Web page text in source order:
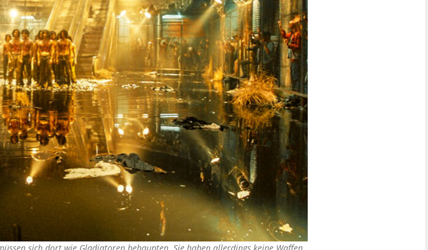
sich dort wie Gladiatoren behaupten. Sie haben allerdings keine Waffen